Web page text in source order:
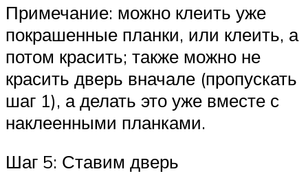
Примечание: можно клеить уже
покрашенные планки, или клеить, а
потом красить; также можно не
красить дверь вначале (пропускать
шаг 1), а делать это уже вместе с
наклеенными планками.
Шаг 5: Ставим дверь